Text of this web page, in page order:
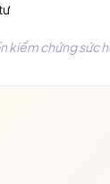
chứng sức